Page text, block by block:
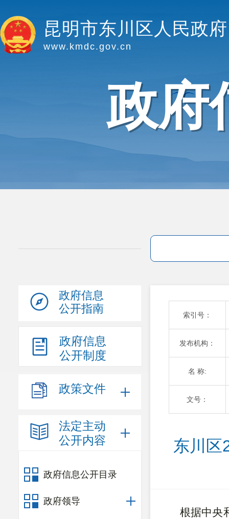
昆明市东川区人民政府
www.kmdc.gov.cn
政府
政府信息
公开指南
政府信息
公开制度
政策文件
法定主动
公开内容
政府信息公开目录
政府领导
索引号：
发布机构：
名 称:
文号：
东川区
根据中央